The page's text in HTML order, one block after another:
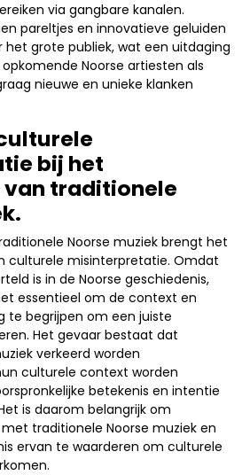
via gangbare kanalen.
pareltjes en innovatieve geluiden
grote publiek, wat een uitdaging
Noorse artiesten als
nieuwe en unieke klanken
bij het
traditionele
Noorse muziek brengt het
culturele misinterpretatie. Omdat
is in de Noorse geschiedenis,
essentieel om de context en
te begrijpen om een juiste
Het gevaar bestaat dat
verkeerd worden
culturele context worden
betekenis en intentie
is daarom belangrijk om
traditionele Noorse muziek en
ervan te waarderen om culturele